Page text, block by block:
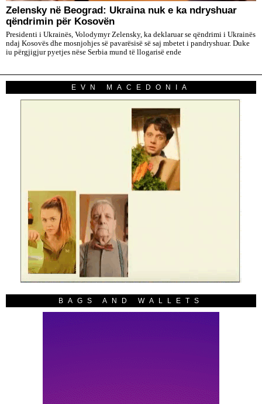
Zelensky në Beograd: Ukraina nuk e ka ndryshuar
qëndrimin për Kosovën
Presidenti i Ukrainës, Volodymyr Zelensky, ka deklaruar se qëndrimi i Ukrainës
ndaj Kosovës dhe mosnjohjes së pavarësisë së saj mbetet i pandryshuar. Duke
iu përgjigjur pyetjes nëse Serbia mund të llogarisë ende
EVN MACEDONIA
BAGS AND WALLETS